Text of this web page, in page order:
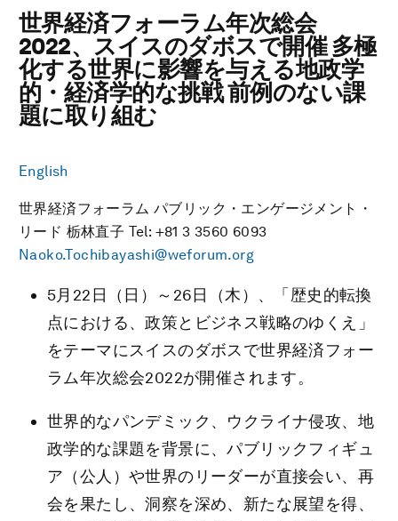
世界経済フォーラム年次総会
2022、スイスのダボスで開催 多極
化する世界に影響を与える地政学
的・経済学的な挑戦 前例のない課
題に取り組む
English
世界経済フォーラム パブリック・エンゲージメント・
リード 栃林直子 Tel: +81 3 3560 6093
Naoko.Tochibayashi@weforum.org
5月22日（日）～26日（木）、「歴史的転換
点における、政策とビジネス戦略のゆくえ」
をテーマにスイスのダボスで世界経済フォー
ラム年次総会2022が開催されます。
世界的なパンデミック、ウクライナ侵攻、地
政学的な課題を背景に、パブリックフィギュ
ア（公人）や世界のリーダーが直接会い、再
会を果たし、洞察を深め、新たな展望を得、